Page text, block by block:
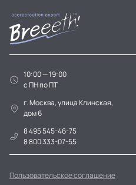
10:00 — 19:00
c ПН по ПТ
г. Москва, улица Клинская,
дом 6
8 495 545-46-75
8 800 333-07-55
Пользовательское соглашение